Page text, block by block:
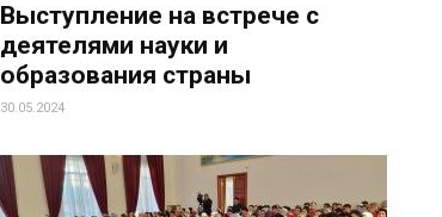
Выступление на встрече с
деятелями науки и
образования страны
30.05.2024